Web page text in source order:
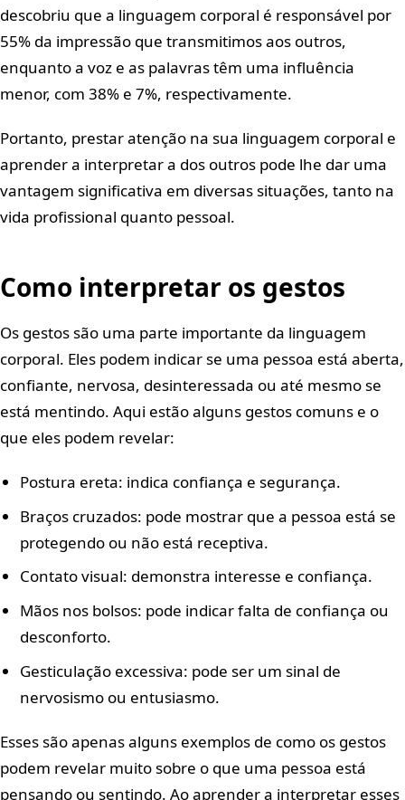
descobriu que a linguagem corporal é responsável por
55% da impressão que transmitimos aos outros,
enquanto a voz e as palavras têm uma influência
menor, com 38% e 7%, respectivamente.
Portanto, prestar atenção na sua linguagem corporal e
aprender a interpretar a dos outros pode lhe dar uma
vantagem significativa em diversas situações, tanto na
vida profissional quanto pessoal.
Como interpretar os gestos
Os gestos são uma parte importante da linguagem
corporal. Eles podem indicar se uma pessoa está aberta,
confiante, nervosa, desinteressada ou até mesmo se
está mentindo. Aqui estão alguns gestos comuns e o
que eles podem revelar:
Postura ereta: indica confiança e segurança.
Braços cruzados: pode mostrar que a pessoa está se
protegendo ou não está receptiva.
Contato visual: demonstra interesse e confiança.
Mãos nos bolsos: pode indicar falta de confiança ou
desconforto.
Gesticulação excessiva: pode ser um sinal de
nervosismo ou entusiasmo.
Esses são apenas alguns exemplos de como os gestos
podem revelar muito sobre o que uma pessoa está
pensando ou sentindo. Ao aprender a interpretar esses